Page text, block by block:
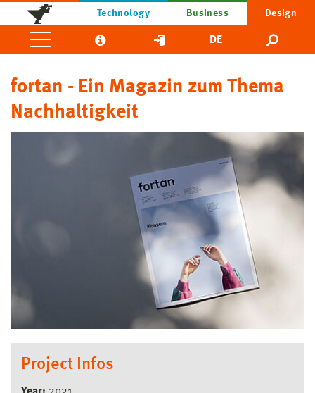
Technology Business Design
DE
fortan - Ein Magazin zum Thema
Nachhaltigkeit
Project Infos